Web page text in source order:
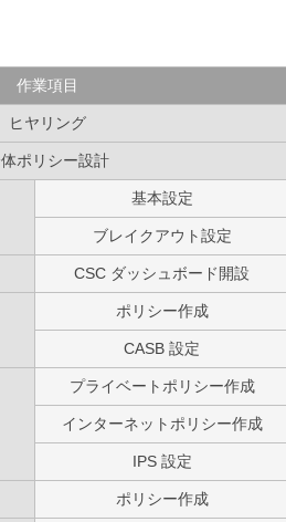
作業項目
ヒヤリング
ポリシー設計
基本設定
ブレイクアウト設定
CSC ダッシュボード開設
ポリシー作成
CASB 設定
プライベートポリシー作成
インターネットポリシー作成
IPS 設定
ポリシー作成